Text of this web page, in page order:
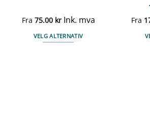
Fra 75.00 kr Ink. mva
VELG ALTERNATIV
Fra